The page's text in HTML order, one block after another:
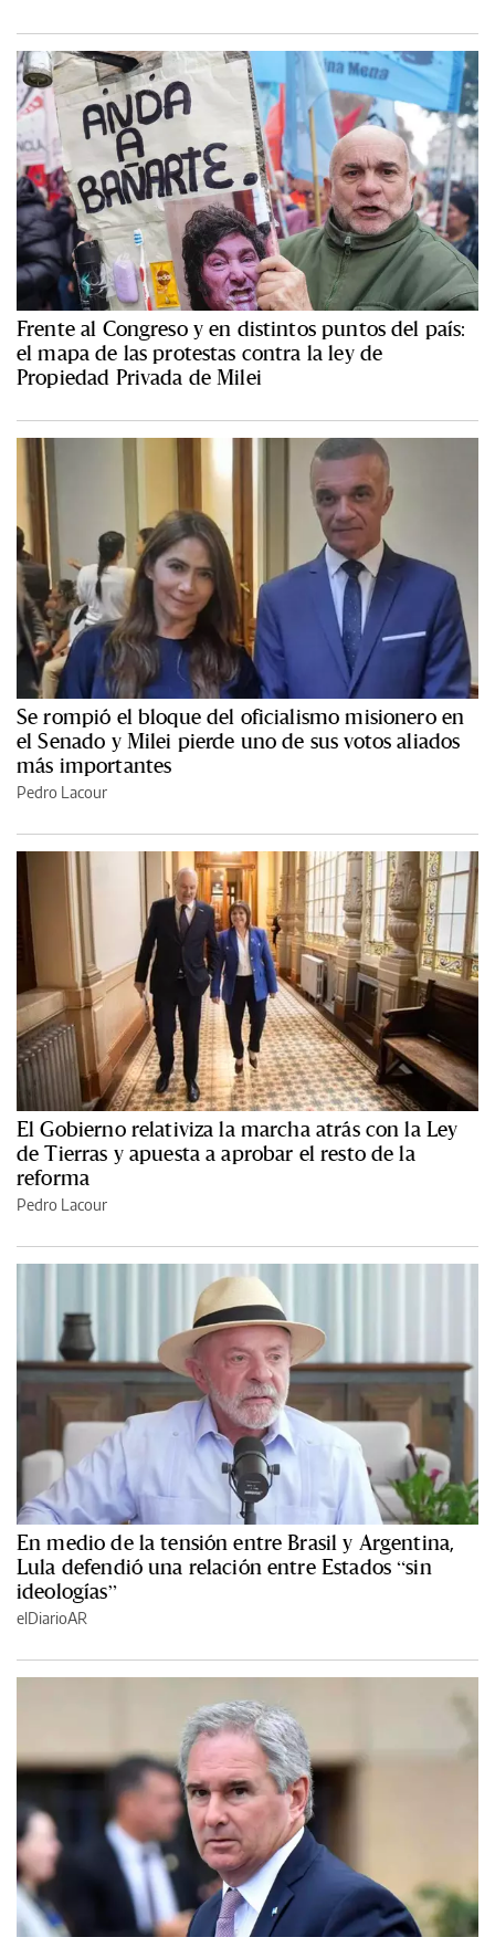
Frente al Congreso y en distintos puntos del país:
el mapa de las protestas contra la ley de
Propiedad Privada de Milei
Se rompió el bloque del oficialismo misionero en
el Senado y Milei pierde uno de sus votos aliados
más importantes
Pedro Lacour
El Gobierno relativiza la marcha atrás con la Ley
de Tierras y apuesta a aprobar el resto de la
reforma
Pedro Lacour
En medio de la tensión entre Brasil y Argentina,
Lula defendió una relación entre Estados “sin
ideologías”
elDiarioAR